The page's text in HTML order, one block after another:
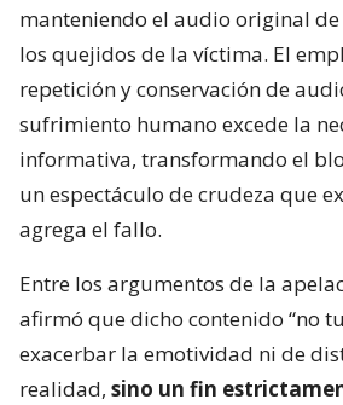
manteniendo el audio original
los quejidos de la víctima. El
repetición y conservación de
sufrimiento humano excede la
informativa, transformando el
un espectáculo de crudeza que
agrega el fallo.
Entre los argumentos de la
afirmó que dicho contenido “no
exacerbar la emotividad ni de
realidad, sino un fin